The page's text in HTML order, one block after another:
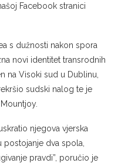
Facebook stranici
s dužnosti nakon spora
novi identitet transrodnih
na Visoki sud u Dublinu,
sudski nalog te je
njegova vjerska
postojanje dva spola,
pravdi”, poručio je